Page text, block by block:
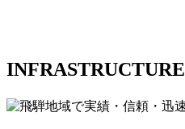
INFRASTRUCTURE